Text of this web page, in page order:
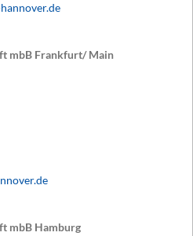
mbB Frankfurt/ Main
mbB Hamburg